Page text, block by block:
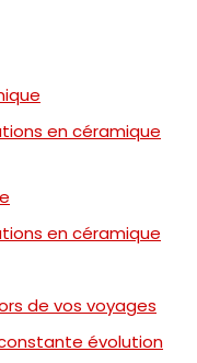
en céramique
en céramique
de vos voyages
évolution